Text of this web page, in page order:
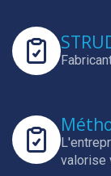
valorise